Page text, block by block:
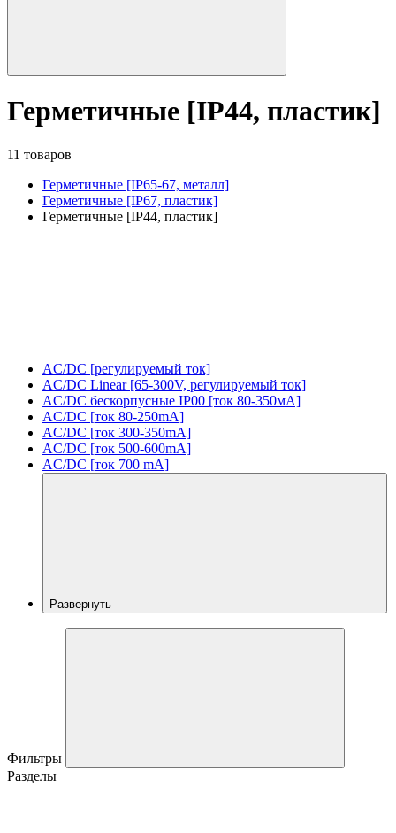
Герметичные [IP44, пластик]
11 товаров
Герметичные [IP65-67, металл]
Герметичные [IP67, пластик]
Герметичные [IP44, пластик]
AC/DC [регулируемый ток]
AC/DC Linear [65-300V, регулируемый ток]
AC/DC бескорпусные IP00 [ток 80-350мА]
AC/DC [ток 80-250mA]
AC/DC [ток 300-350mA]
AC/DC [ток 500-600mA]
AC/DC [ток 700 mA]
Развернуть
Фильтры
Разделы